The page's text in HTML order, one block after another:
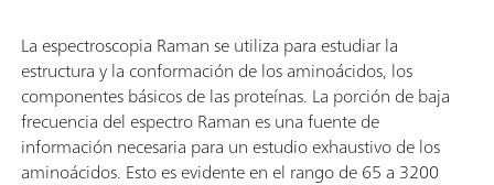
diversos accesorios como, por ejemplo, un soporte de
cubeta, un microscopio de vídeo y una platina de
posicionamiento XYZ. Gracias al software SpecSuite,
el 785S aporta refinados análisis de datos e
identificación espectral.El i-Raman Plus 785S es la
opción ideal para equipos de profesionales que
La espectroscopia Raman se utiliza para estudiar la
estructura y la conformación de los aminoácidos, los
componentes básicos de las proteínas. La porción de baja
frecuencia del espectro Raman es una fuente de
información necesaria para un estudio exhaustivo de los
aminoácidos. Esto es evidente en el rango de 65 a 3200